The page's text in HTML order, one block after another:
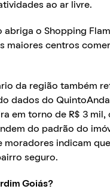
ao ar livre.
abriga o Shopping
maiores centros
da região também
dados do
em torno de R$ 3 mil,
do padrão do
moradores indicam
seguro.
Goiás?